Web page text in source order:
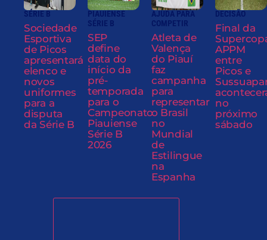
SÉRIE B
Sociedade
Esportiva
de Picos
apresentará
elenco e
novos
uniformes
para a
disputa
da Série B
PIAUIENSE
SÉRIE B
SEP
define
data do
início da
pré-
temporada
para o
Campeonato
Piauiense
Série B
2026
AJUDA PARA
COMPETIR
Atleta de
Valença
do Piauí
faz
campanha
para
representar
o Brasil
no
Mundial
de
Estilingue
na
Espanha
DECISÃO
Final da
APPM
entre
Picos e
no
próximo
sábado